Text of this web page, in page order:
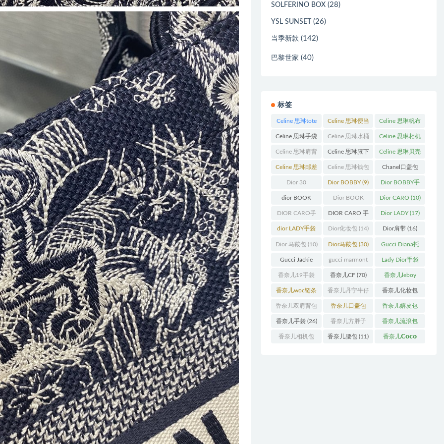
SOLFERINO BOX (28)
YSL SUNSET (26)
当季新款 (142)
巴黎世家 (40)
标签
Celine 思琳tote
包 (23)
Celine 思琳便当
包 (14)
Celine 思琳帆布
包 (18)
Celine 思琳手袋
(250)
Celine 思琳水桶
包 (55)
Celine 思琳相机
包 (11)
Celine 思琳肩背
包 (12)
Celine 思琳腋下
包 (10)
Celine 思琳贝壳
包(12)
Celine 思琳邮差
包(13)
Celine 思琳钱包
(10)
Chanel口盖包
(13)
Dior 30
Montaigne 蒙田
(31)
Dior BOBBY(9) Dior BOBBY手
袋(26)
dior BOOK
TOTE(12)
Dior BOOK
TOTE手袋(163)
Dior CARO (10)
DIOR CARO手
袋(11)
DIOR CARO 手
袋(31)
Dior LADY(17)
dior LADY手袋
(70)
Dior化妆包(14) Dior肩带 (16)
Dior 马鞍包(10) Dior马鞍包(30) Gucci Diana托
特包(11)
Gucci Jackie
(11)
gucci marmont
系列(19)
Lady Dior手袋
(51)
香奈儿19手袋
(27)
香奈儿CF(70) 香奈儿leboy
(13)
香奈儿woc链条
包 (11)
香奈儿丹宁牛仔
(12)
香奈儿化妆包
(13)
香奈儿双肩背包
(13)
香奈儿口盖包
(55)
香奈儿嬉皮包
(10)
香奈儿手袋(26) 香奈儿方胖子
(11)
香奈儿流浪包
(10)
香奈儿相机包 香奈儿腰包 (11) 香奈儿𝗖𝗼𝗰𝗼